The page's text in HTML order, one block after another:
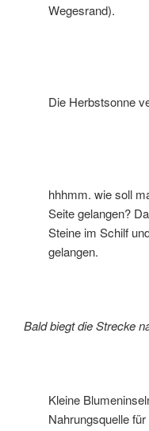
Wegesrand).
Die Herbstsonne
hhhmm. wie soll
Seite gelangen?
Steine im Schilf
gelangen.
Bald biegt die Strecke
Kleine
Nahrungsquelle